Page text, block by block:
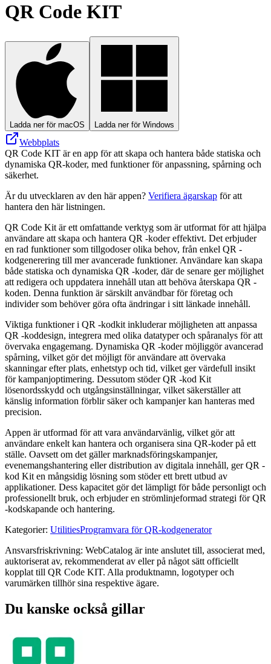
QR Code KIT
Ladda ner för macOS Ladda ner för Windows
Webbplats
QR Code KIT är en app för att skapa och hantera både statiska och
dynamiska QR-koder, med funktioner för anpassning, spårning och
säkerhet.
Är du utvecklaren av den här appen? Verifiera ägarskap för att
hantera den här listningen.
QR Code Kit är ett omfattande verktyg som är utformat för att hjälpa
användare att skapa och hantera QR -koder effektivt. Det erbjuder
en rad funktioner som tillgodoser olika behov, från enkel QR -
kodgenerering till mer avancerade funktioner. Användare kan skapa
både statiska och dynamiska QR -koder, där de senare ger möjlighet
att redigera och uppdatera innehåll utan att behöva återskapa QR -
koden. Denna funktion är särskilt användbar för företag och
individer som behöver göra ofta ändringar i sitt länkade innehåll.
Viktiga funktioner i QR -kodkit inkluderar möjligheten att anpassa
QR -koddesign, integrera med olika datatyper och spåranalys för att
övervaka engagemang. Dynamiska QR -koder möjliggör avancerad
spårning, vilket gör det möjligt för användare att övervaka
skanningar efter plats, enhetstyp och tid, vilket ger värdefull insikt
för kampanjoptimering. Dessutom stöder QR -kod Kit
lösenordsskydd och utgångsinställningar, vilket säkerställer att
känslig information förblir säker och kampanjer kan hanteras med
precision.
Appen är utformad för att vara användarvänlig, vilket gör att
användare enkelt kan hantera och organisera sina QR-koder på ett
ställe. Oavsett om det gäller marknadsföringskampanjer,
evenemangshantering eller distribution av digitala innehåll, ger QR -
kod Kit en mångsidig lösning som stöder ett brett utbud av
applikationer. Dess kapacitet gör det lämpligt för både personligt och
professionellt bruk, och erbjuder en strömlinjeformad strategi för QR
-kodskapande och hantering.
Kategorier: UtilitiesProgramvara för QR-kodgenerator
Ansvarsfriskrivning: WebCatalog är inte anslutet till, associerat med,
auktoriserat av, rekommenderat av eller på något sätt officiellt
kopplat till QR Code KIT. Alla produktnamn, logotyper och
varumärken tillhör sina respektive ägare.
Du kanske också gillar